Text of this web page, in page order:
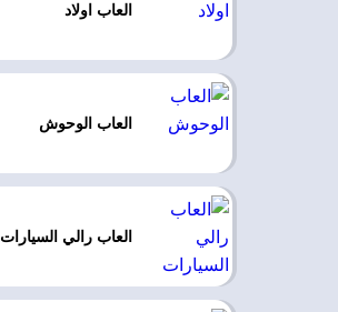
العاب اولاد
العاب الوحوش
العاب رالي السيارات